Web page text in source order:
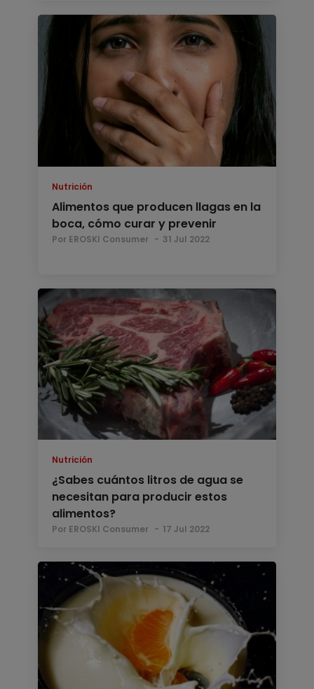
Nutrición
Alimentos que producen llagas en la
boca, cómo curar y prevenir
Por EROSKI Consumer 31 Jul 2022
Nutrición
¿Sabes cuántos litros de agua se
necesitan para producir estos
alimentos?
Por EROSKI Consumer 17 Jul 2022